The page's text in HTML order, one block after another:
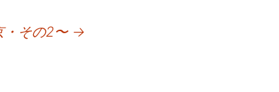
・その2〜 →